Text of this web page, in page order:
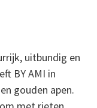
uitbundig en
BY AMI in
gouden apen.